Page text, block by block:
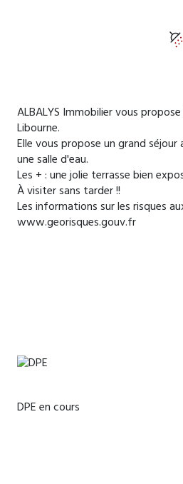
ALBALYS Immobilier vous
Libourne.
Elle vous propose un grand
une salle d'eau.
Les + : une jolie terrasse bien
À visiter sans tarder !!
Les informations sur les risques
www.georisques.gouv.fr
DPE en cours